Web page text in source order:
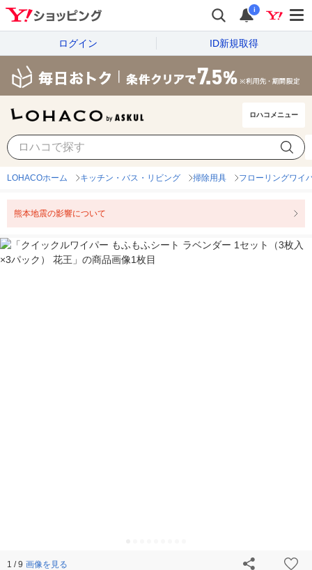
i
ログイン ID新規取得
ロハコメニュー
LOHACOホーム キッチン・バス・リビング 掃除用具 フローリングワイ
熊本地震の影響について
1 / 9 画像を見る